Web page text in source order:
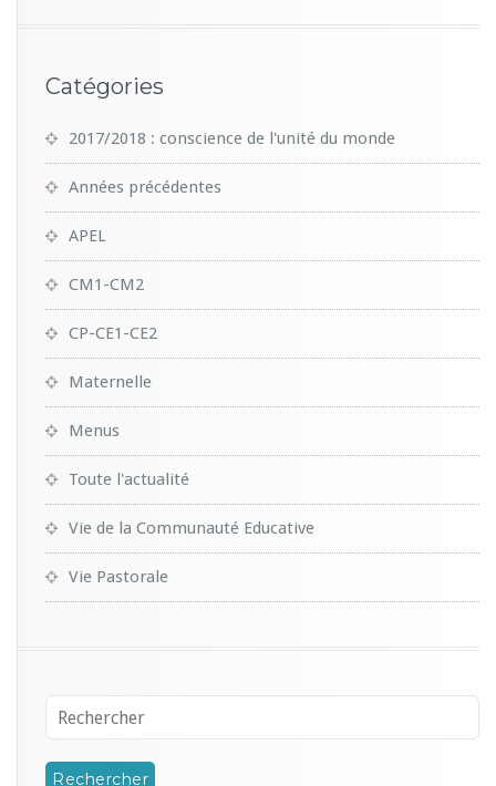
Catégories
2017/2018 : conscience de l'unité du monde
Années précédentes
APEL
CM1-CM2
CP-CE1-CE2
Maternelle
Menus
Toute l'actualité
Vie de la Communauté Educative
Vie Pastorale